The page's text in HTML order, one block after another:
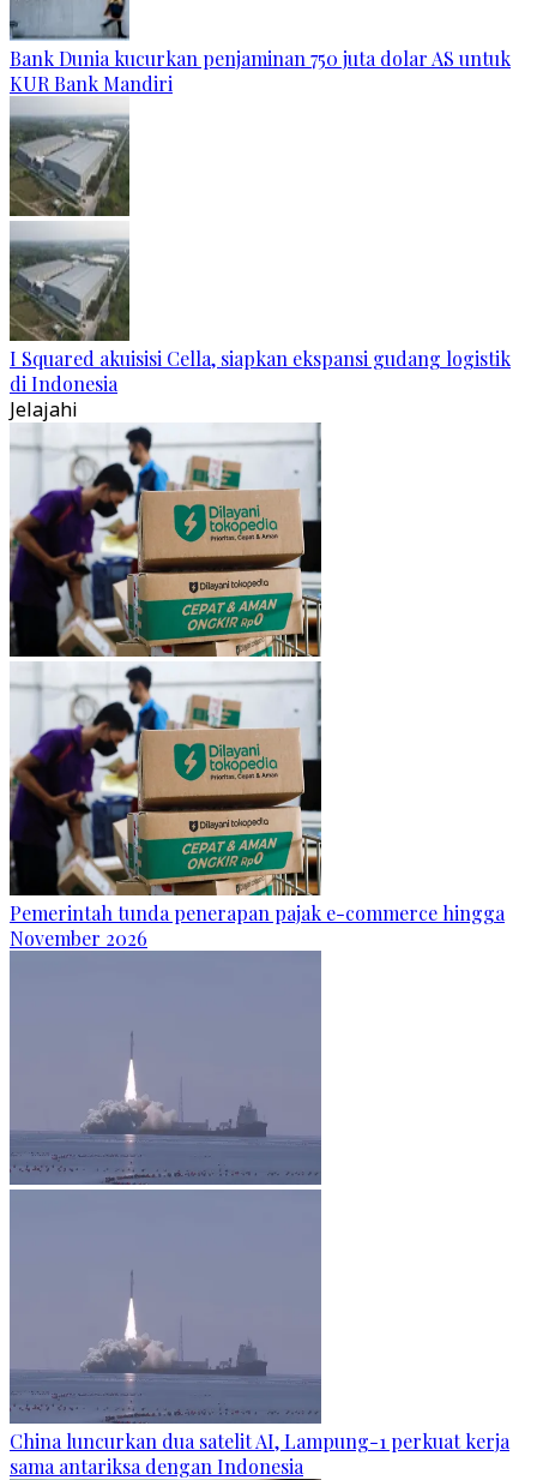
Bank Dunia kucurkan penjaminan 750 juta dolar AS untuk
KUR Bank Mandiri
I Squared akuisisi Cella, siapkan ekspansi gudang logistik
di Indonesia
Jelajahi
Pemerintah tunda penerapan pajak e-commerce hingga
November 2026
China luncurkan dua satelit AI, Lampung-1 perkuat kerja
sama antariksa dengan Indonesia